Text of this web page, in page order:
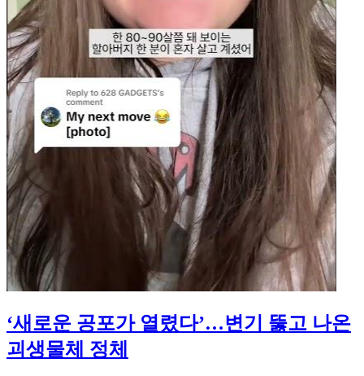
‘새로운 공포가 열렸다’…변기 뚫고 나온
괴생물체 정체